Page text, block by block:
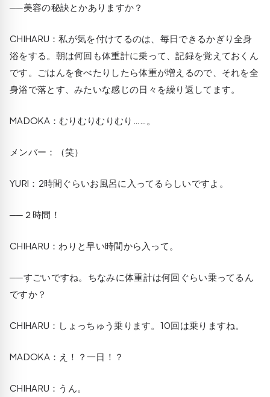
──美容の秘訣とかありますか？
CHIHARU ：私が気を付けてるのは、毎日できるかぎり全身
浴をする。朝は何回も体重計に乗って、記録を覚えておくん
です。ごはんを食べたりしたら体重が増えるので、それを全
身浴で落とす、みたいな感じの日々を繰り返してます。
MADOKA ：むりむりむりむり……。
メンバー：（笑）
YURI ：2時間ぐらいお風呂に入ってるらしいですよ。
──２時間！
CHIHARU ：わりと早い時間から入って。
──すごいですね。ちなみに体重計は何回ぐらい乗ってるん
ですか？
CHIHARU ：しょっちゅう乗ります。10回は乗りますね。
MADOKA ：え！？一日！？
CHIHARU ：うん。